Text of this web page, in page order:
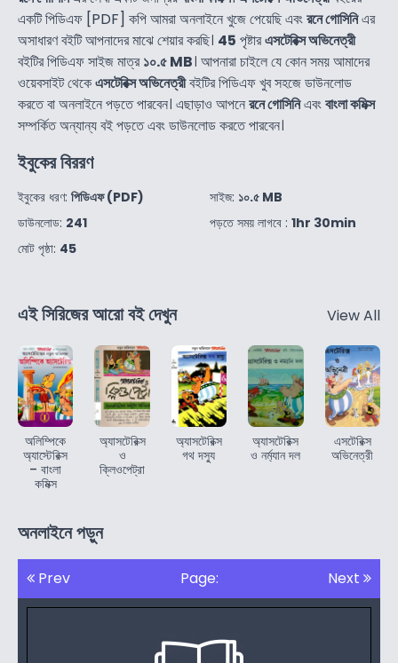
একটি পিডিএফ [PDF] কপি আমরা অনলাইনে খুজে পেয়েছি এবংরনে গোসিনিএর
অসাধারণ বইটি আপনাদের মাঝে শেয়ার করছি। 45 পৃষ্টারএসটেরিক্স অভিনেত্রী
বইটির পিডিএফ সাইজ মাত্র১০.৫ MB। আপনারা চাইলে যে কোন সময় আমাদের
ওয়েবসাইট থেকেএসটেরিক্স অভিনেত্রীবইটির পিডিএফ খুব সহজে ডাউনলোড
করতে বা অনলাইনে পড়তে পারবেন। এছাড়াও আপনেরনে গোসিনিএবংবাংলা কমিক্স
সম্পর্কিত অন্যান্য বই পড়তে এবং ডাউনলোড করতে পারবেন।
ইবুকের বিররণ
ইবুকের ধরণ: পিডিএফ (PDF)
ডাউনলোড: 241
মোট পৃষ্ঠা: 45
সাইজ: ১০.৫ MB
পড়তে সময় লাগবে : 1hr 30min
এই সিরিজের আরো বই দেখুন View All
অলিম্পিকে
অ্যাস্টেরিক্স
– বাংলা
কমিক্স
অ্যাসটেরিক্স
ও
ক্লিওপেট্রা
অ্যাসটেরিক্স
গথ দস্যু
অ্যাসটেরিক্স
ও নর্ম্যান দল
এসটেরিক্স
অভিনেত্রী
অনলাইনে পড়ুন
Prev Page: Next